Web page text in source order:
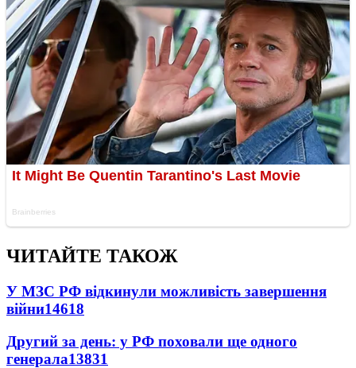
ЧИТАЙТЕ ТАКОЖ
У МЗС РФ відкинули можливість завершення
війни14618
Другий за день: у РФ поховали ще одного
генерала13831